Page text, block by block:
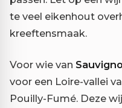
te veel eikenhout
kreeftensmaak.
Voor wie van
voor een Loire-vallei
Pouilly-Fumé. Deze